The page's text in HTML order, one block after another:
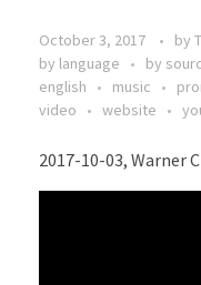
October 3, 2017 by
by language
by
english
music
video
website
2017-10-03, Warner